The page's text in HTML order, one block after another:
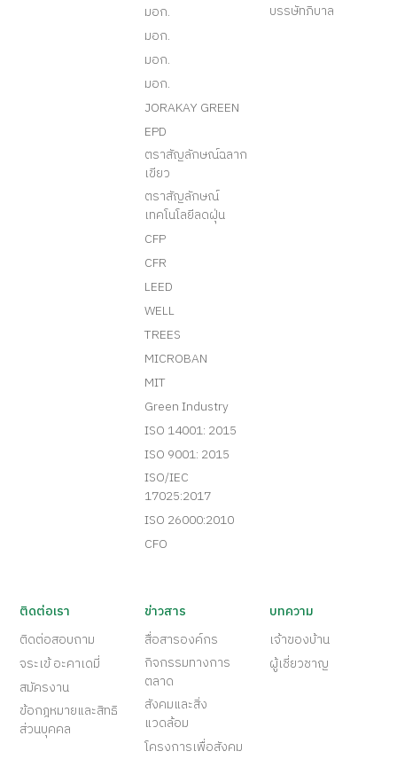
มอก.
มอก.
มอก.
มอก.
JORAKAY GREEN
EPD
ตราสัญลักษณ์ฉลาก
เขียว
ตราสัญลักษณ์
เทคโนโลยีลดฝุ่น
CFP
CFR
LEED
WELL
TREES
MICROBAN
MIT
Green Industry
ISO 14001: 2015
ISO 9001: 2015
ISO/IEC
17025:2017
ISO 26000:2010
CFO
บรรษัทภิบาล
ติดต่อเรา
ติดต่อสอบถาม
จระเข้ อะคาเดมี่
สมัครงาน
ข้อกฎหมายและสิทธิ
ส่วนบุคคล
ข่าวสาร
สื่อสารองค์กร
กิจกรรมทางการ
ตลาด
สังคมและสิ่ง
แวดล้อม
โครงการเพื่อสังคม
บทความ
เจ้าของบ้าน
ผู้เชี่ยวชาญ